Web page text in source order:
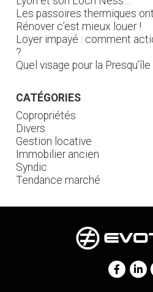
Les passoires thermiques
Rénover c’est mieux louer !
Loyer impayé : comment
?
Quel visage pour la
CATÉGORIES
Copropriétés
Divers
Gestion locative
Immobilier ancien
Syndic
Tendance marché